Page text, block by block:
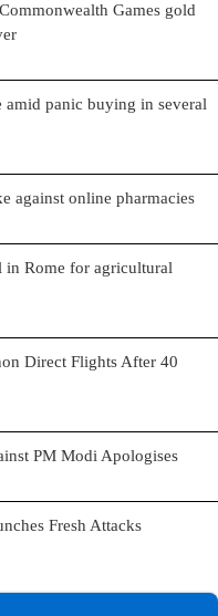
Games gold
amid panic buying in several
against online pharmacies
Rome for agricultural
Direct Flights After 40
PM Modi Apologises
Fresh Attacks